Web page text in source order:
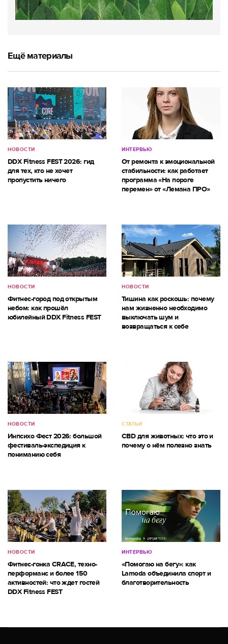
Ещё материалы
НОВОСТИ
DDX Fitness FEST 2026: гид
для тех, кто не хочет
пропустить ничего
ИНТЕРВЬЮ
От ремонта к эмоциональной
стабильности: как работает
программа «На пороге
перемен» от «Лемана ПРО»
НОВОСТИ
Фитнес-город под открытым
небом: как прошёл
юбилейный DDX Fitness FEST
НОВОСТИ
Тишина как роскошь: почему
нам жизненно необходимо
выключать шум и
возвращаться к себе
НОВОСТИ
Инпсихо Фест 2026: большой
фестиваль-экспедиция к
пониманию себя
СТАТЬИ
CBD для животных: что это и
почему о нём полезно знать
НОВОСТИ
Фитнес-гонка CRACE, техно-
перформанс и более 150
активностей: что ждет гостей
DDX Fitness FEST
ИНТЕРВЬЮ
«Помогаю на бегу»: как
Lamoda объединила спорт и
благотворительность